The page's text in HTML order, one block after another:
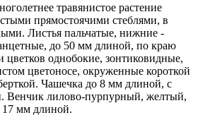
травянистое растение
прямостоячими стеблями, в
Листья пальчатые, нижние -
до 50 мм длиной, по краю
цветков однобокие, зонтиковидные,
цветоносе, окруженные короткой
Чашечка до 8 мм длиной, с
Венчик лилово-пурпурный, желтый,
мм длиной.